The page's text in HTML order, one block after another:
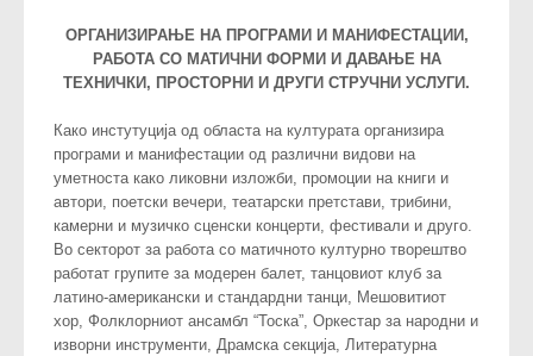
ОРГАНИЗИРАЊЕ НА ПРОГРАМИ И МАНИФЕСТАЦИИ,
РАБОТА СО МАТИЧНИ ФОРМИ И ДАВАЊЕ НА
ТЕХНИЧКИ, ПРОСТОРНИ И ДРУГИ СТРУЧНИ УСЛУГИ.
Како инстутуција од областа на културата организира
програми и манифестации од различни видови на
уметноста како ликовни изложби, промоции на книги и
автори, поетски вечери, театарски претстави, трибини,
камерни и музичко сценски концерти, фестивали и друго.
Во секторот за работа со матичното културно творештво
работат групите за модерен балет, танцовиот клуб за
латино-американски и стандардни танци, Мешовитиот
хор, Фолклорниот ансамбл “Тоска”, Оркестар за народни и
изворни инструменти, Драмска секција, Литературна